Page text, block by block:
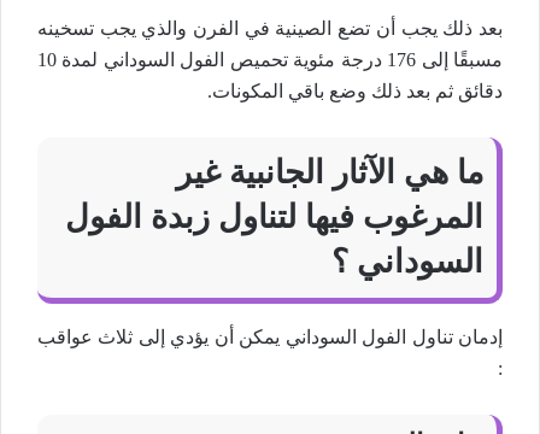
بعد ذلك يجب أن تضع الصينية في الفرن والذي يجب تسخينه
مسبقًا إلى 176 درجة مئوية تحميص الفول السوداني لمدة 10
دقائق ثم بعد ذلك وضع باقي المكونات.
ما هي الآثار الجانبية غير
المرغوب فيها لتناول زبدة الفول
السوداني ؟
إدمان تناول الفول السوداني يمكن أن يؤدي إلى ثلاث عواقب
: